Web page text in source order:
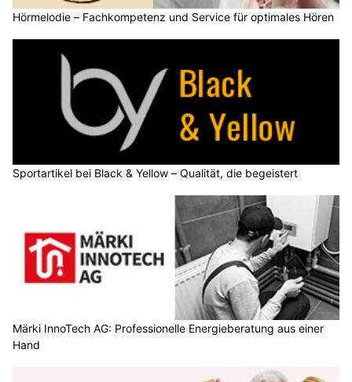
Hörmelodie – Fachkompetenz und Service für optimales Hören
Sportartikel bei Black & Yellow – Qualität, die begeistert
Märki InnoTech AG: Professionelle Energieberatung aus einer
Hand